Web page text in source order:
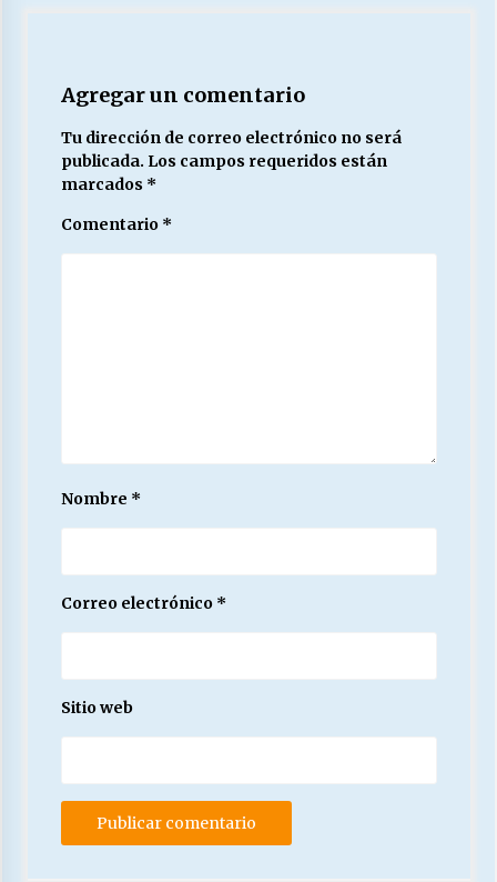
Agregar un comentario
Tu dirección de correo electrónico no será
publicada. Los campos requeridos están
marcados *
Comentario *
Nombre *
Correo electrónico *
Sitio web